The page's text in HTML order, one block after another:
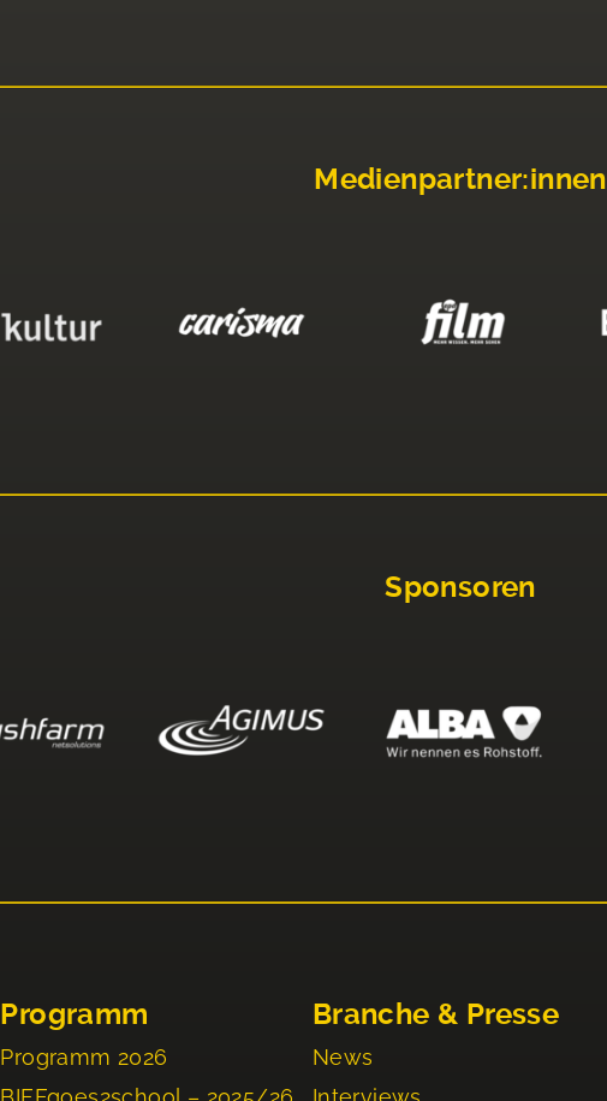
Medienpartner:innen
Sponsoren
Programm
Programm 2026
Branche & Presse
News